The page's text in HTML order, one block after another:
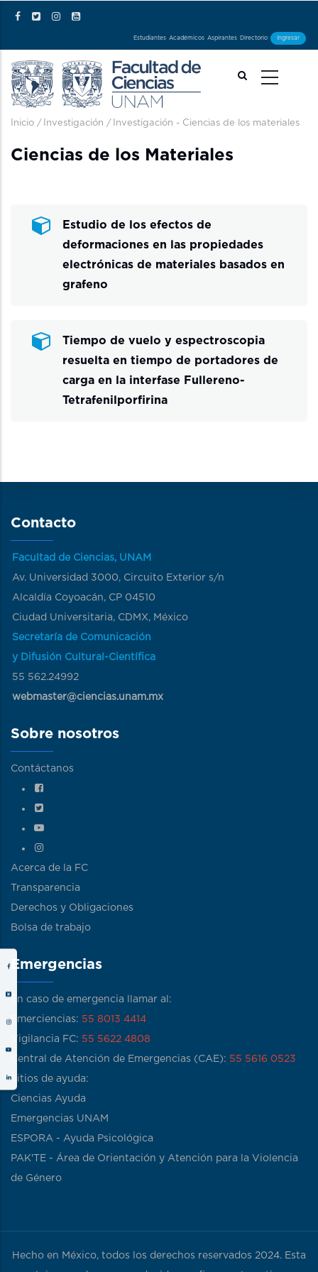
Ingresar
Directorio
Aspirantes
Académicos
Estudiantes
Ruta de navegación
Inicio / Investigación / Investigación - Ciencias de los materiales
Ciencias de los Materiales
Estudio de los efectos de
deformaciones en las propiedades
electrónicas de materiales basados en
grafeno
Tiempo de vuelo y espectroscopia
resuelta en tiempo de portadores de
carga en la interfase Fullereno-
Tetrafenilporfirina
Contacto
Facultad de Ciencias, UNAM
Av. Universidad 3000, Circuito Exterior s/n
Alcaldía Coyoacán, CP 04510
Ciudad Universitaria, CDMX, México
Secretaría de Comunicación
y Difusión Cultural-Científica
55 562.24992
webmaster@ciencias.unam.mx
Sobre nosotros
Contáctanos
Acerca de la FC
Transparencia
Derechos y Obligaciones
Bolsa de trabajo
Emergencias
En caso de emergencia llamar al:
Emerciencias: 55 8013 4414
Vigilancia FC: 55 5622 4808
Central de Atención de Emergencias (CAE): 55 5616 0523
Sitios de ayuda:
Ciencias Ayuda
Emergencias UNAM
ESPORA - Ayuda Psicológica
PAK'TE - Área de Orientación y Atención para la Violencia
de Género
Hecho en México, todos los derechos reservados 2024. Esta